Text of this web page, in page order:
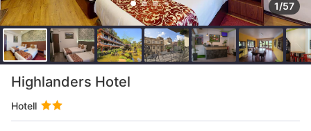
1/57
Highlanders Hotel
Hotell